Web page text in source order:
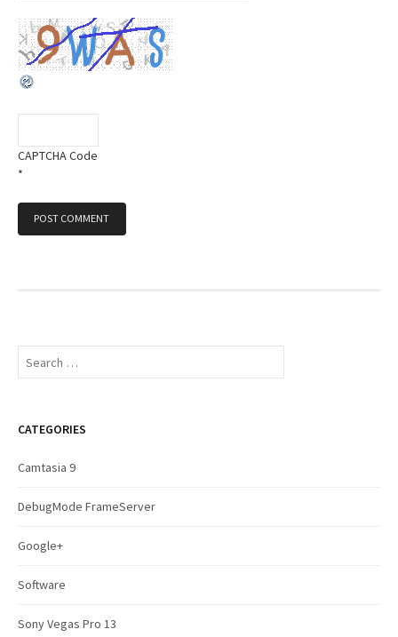
CAPTCHA Code
*
S
c
f
r
CATEGORIES
Camtasia 9
DebugMode FrameServer
Google+
Software
Sony Vegas Pro 13